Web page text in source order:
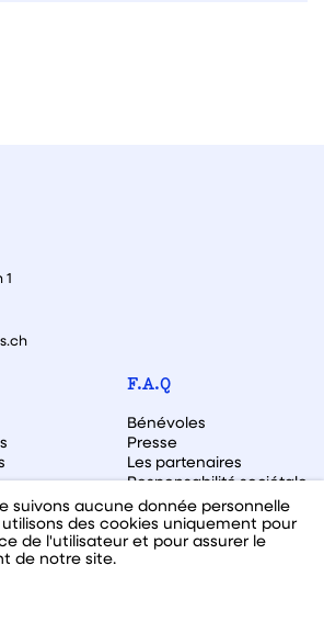
1
F.A.Q
Bénévoles
Presse
Les partenaires
Responsabilité sociétale
auteurs
suivons aucune donnée personnelle
des cookies uniquement pour
de l'utilisateur et pour assurer le
de notre site.